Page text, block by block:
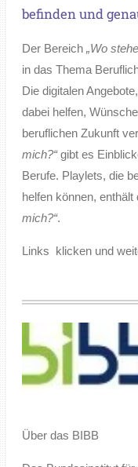
befinden und
Der Bereich „Wo
in das Thema
Die digitalen
dabei helfen,
beruflichen Zukunft
mich?“gibt es
Berufe. Playlets, die
helfen können, enthält
mich?“.
Links klicken und
Über das BIBB